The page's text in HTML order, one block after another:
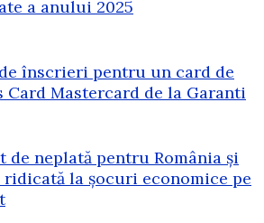
a anului 2025
înscrieri pentru un card de
Card Mastercard de la Garanti
de neplată pentru România și
la șocuri economice pe